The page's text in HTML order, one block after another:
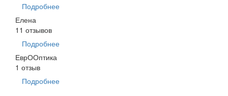
Подробнее
Елена
11 отзывов
Подробнее
ЕврООптика
1 отзыв
Подробнее